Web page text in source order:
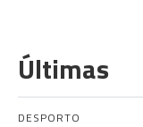
Últimas
DESPORTO